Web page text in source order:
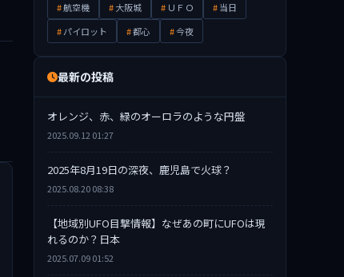
航空機
大阪城 ＵＦＯ
当日
パイロット
都心 今夜
最新の投稿
オレンジ、赤、緑のオーロラのような円盤
2025.09.12 01:27
2025年8月19日の深夜、鹿児島で火球？
2025.08.20 08:38
【地域別UFO目撃情報】なぜあの町にUFOは現
れるのか？日本
2025.07.09 01:52